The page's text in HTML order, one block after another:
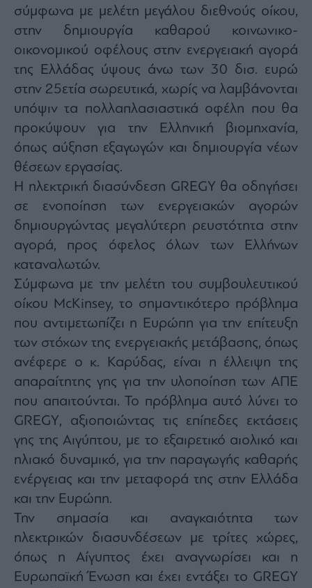
σύμφωνα με μελέτη μεγάλου διεθνούς οίκου,
στην δημιουργία καθαρού κοινωνικο-
οικονομικού οφέλους στην ενεργειακή αγορά
της Ελλάδας ύψους άνω των 30 δισ. ευρώ
στην 25ετία σωρευτικά, χωρίς να λαμβάνονται
υπόψιν τα πολλαπλασιαστικά οφέλη που θα
προκύψουν για την Ελληνική βιομηχανία,
όπως αύξηση εξαγωγών και δημιουργία νέων
θέσεων εργασίας.
Η ηλεκτρική διασύνδεση GREGY θα οδηγήσει
σε ενοποίηση των ενεργειακών αγορών
δημιουργώντας μεγαλύτερη ρευστότητα στην
αγορά, προς όφελος όλων των Ελλήνων
καταναλωτών.
Σύμφωνα με την μελέτη του συμβουλευτικού
οίκου McKinsey, το σημαντικότερο πρόβλημα
που αντιμετωπίζει η Ευρώπη για την επίτευξη
των στόχων της ενεργειακής μετάβασης, όπως
ανέφερε ο κ. Καρύδας, είναι η έλλειψη της
απαραίτητης γης για την υλοποίηση των ΑΠΕ
που απαιτούνται. Το πρόβλημα αυτό λύνει το
GREGY, αξιοποιώντας τις επίπεδες εκτάσεις
γης της Αιγύπτου, με το εξαιρετικό αιολικό και
ηλιακό δυναμικό, για την παραγωγής καθαρής
ενέργειας και την μεταφορά της στην Ελλάδα
και την Ευρώπη.
Την σημασία και αναγκαιότητα των
ηλεκτρικών διασυνδέσεων με τρίτες χώρες,
όπως η Αίγυπτος έχει αναγνωρίσει και η
Ευρωπαϊκή Ένωση και έχει εντάξει το GREGY